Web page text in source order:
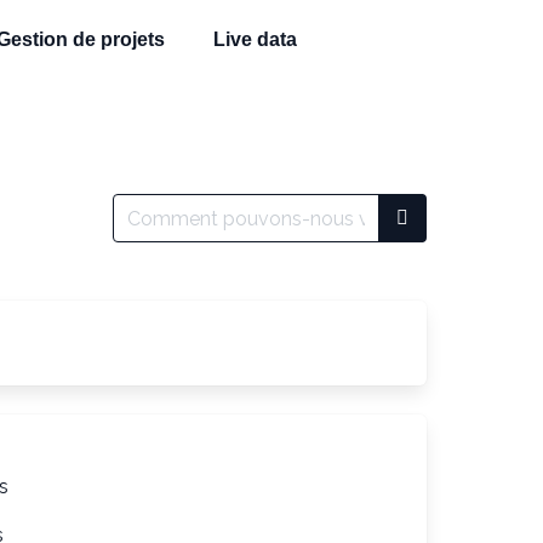
de projets Live data